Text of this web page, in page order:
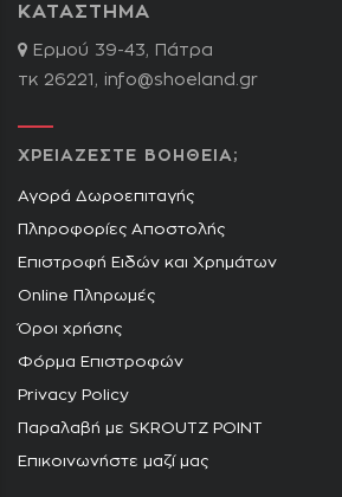
ΚΑΤΑΣΤΗΜΑ
Ερμού 39-43, Πάτρα
τκ 26221, info@shoeland.gr
ΧΡΕΙΑΖΕΣΤΕ ΒΟΗΘΕΙΑ;
Αγορά Δωροεπιταγής
Πληροφορίες Αποστολής
Επιστροφή Ειδών και Χρημάτων
Online Πληρωμές
Όροι χρήσης
Φόρμα Επιστροφών
Privacy Policy
Παραλαβή με SKROUTZ POINT
Επικοινωνήστε μαζί μας